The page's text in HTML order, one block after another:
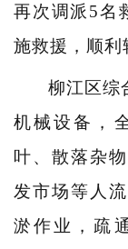
再次调派5名
施救援，顺利
柳江区综
机械设备，
叶、散落杂
发市场等人
淤作业，疏